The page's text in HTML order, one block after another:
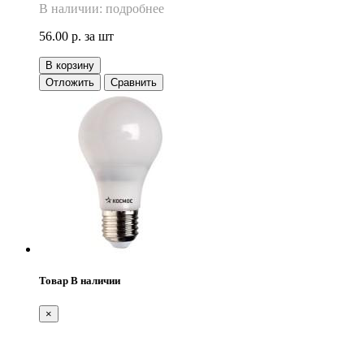
В наличии: подробнее
56.00 р. за шт
В корзину
Отложить
Сравнить
Товар В наличии
×